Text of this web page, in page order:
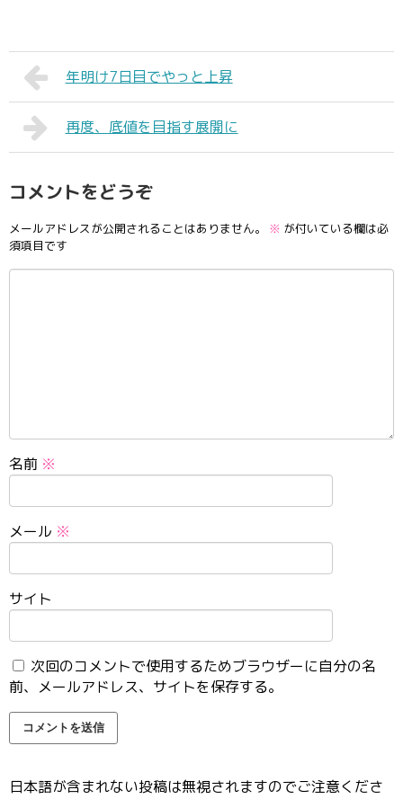
年明け7日目でやっと上昇
再度、底値を目指す展開に
コメントをどうぞ
メールアドレスが公開されることはありません。 ※ が付いている欄は必
須項目です
名前 ※
メール ※
サイト
次回のコメントで使用するためブラウザーに自分の名
前、メールアドレス、サイトを保存する。
日本語が含まれない投稿は無視されますのでご注意くださ